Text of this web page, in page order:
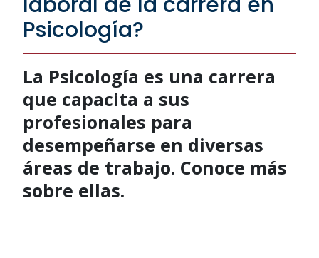
Psicología?
La Psicología es una carrera
que capacita a sus
profesionales para
desempeñarse en diversas
áreas de trabajo. Conoce más
sobre ellas.